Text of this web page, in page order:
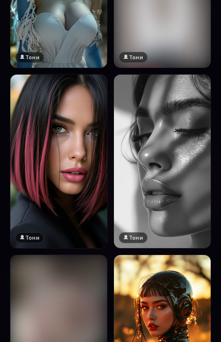
Тони
🔞 18+
Натисни за преглед
Тони
Тони Тони